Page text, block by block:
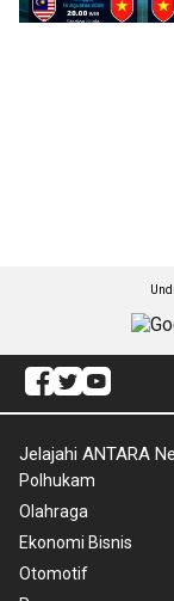
Jelajahi ANTARA
Polhukam
Olahraga
Ekonomi Bisnis
Otomotif